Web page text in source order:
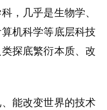
，几乎是生物学、
机科学等底层科技
探底繁衍本质、改
能改变世界的技术